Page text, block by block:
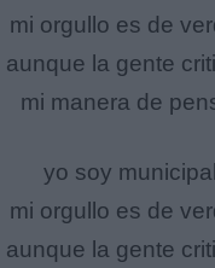
mi orgullo es de
aunque la gente
mi manera de
yo soy municipal
mi orgullo es de
aunque la gente